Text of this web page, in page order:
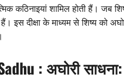
कठिनाइयां शामिल होती हैं। जब
इस दीक्षा के माध्यम से शिष्य को
: अघोरी